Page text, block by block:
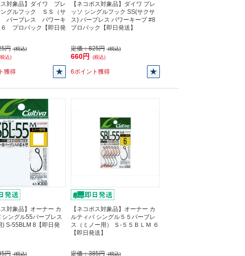
ス対象品】ダイワ プレ
グルフック ＳＳ（サ
バーブレス パワーキ
プロパック【即日発
円 (税込)
込)
獲得
【ネコポス対象品】ダイワ プレ
ッソ シングルフック SS(サクサ
ス) バーブレス パワーキープ #8
プロパック【即日発送】
定価：825円 (税込)
660円 (税込)
6ポイント獲得
ス対象品】オーナー カ
シングル55バーブレス
) S-55BLM 8【即日発
円 (税込)
【ネコポス対象品】オーナー カ
ルティバ シングル５５バーブレ
ス（ミノー用） Ｓ-５５ＢＬＭ ６
【即日発送】
定価：385円 (税込)